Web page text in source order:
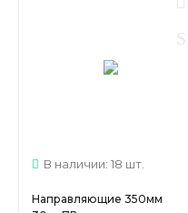
В наличии: 18 шт.
Направляющие 350мм